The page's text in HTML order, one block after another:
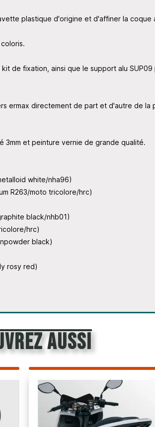
plastique d'origine et d'affiner la coque
de fixation, ainsi que le support alu
ermax directement de part et d'autre de la
3mm et peinture vernie de grande qualité.
white/nha96)
R263/moto tricolore/hrc)
black/nhb01)
hrc)
black)
rosy red)
aussi